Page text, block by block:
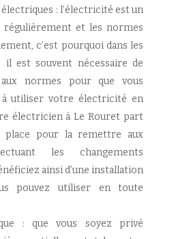
: l’électricité est un
régulièrement et les normes
c’est pourquoi dans les
il est souvent nécessaire de
normes pour que vous
utiliser votre électricité en
électricien à Le Rouret part
place pour la remettre aux
les changements
ainsi d’une installation
pouvez utiliser en toute
: que vous soyez privé